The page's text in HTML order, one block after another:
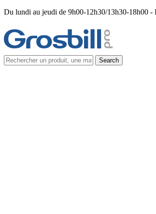
Du lundi au jeudi de 9h00-12h30/13h30-18h00